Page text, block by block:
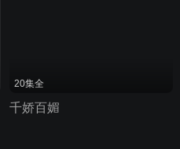
20集全
千娇百媚